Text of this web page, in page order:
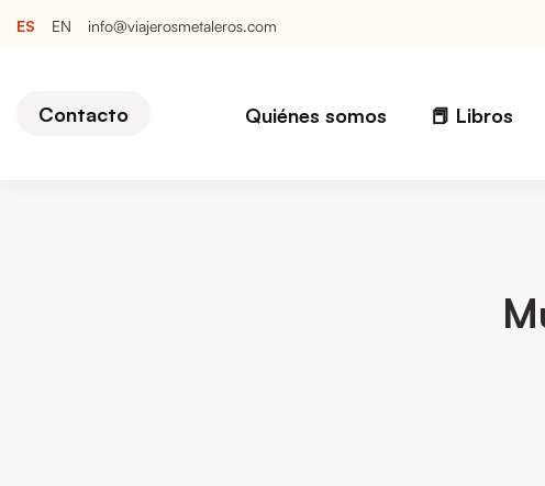
ES EN info@viajerosmetaleros.com
Contacto Quiénes somos 📕 Libros